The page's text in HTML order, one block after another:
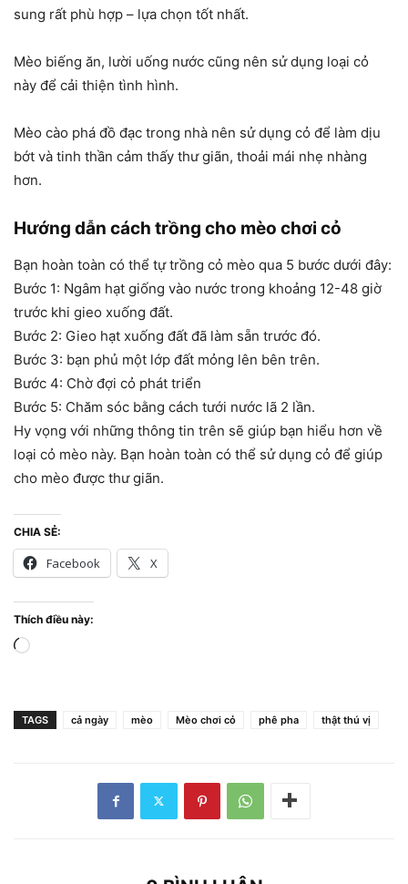
sung rất phù hợp – lựa chọn tốt nhất.
Mèo biếng ăn, lười uống nước cũng nên sử dụng loại cỏ
này để cải thiện tình hình.
Mèo cào phá đồ đạc trong nhà nên sử dụng cỏ để làm dịu
bớt và tinh thần cảm thấy thư giãn, thoải mái nhẹ nhàng
hơn.
Hướng dẫn cách trồng cho mèo chơi cỏ
Bạn hoàn toàn có thể tự trồng cỏ mèo qua 5 bước dưới đây:
Bước 1: Ngâm hạt giống vào nước trong khoảng 12-48 giờ
trước khi gieo xuống đất.
Bước 2: Gieo hạt xuống đất đã làm sẵn trước đó.
Bước 3: bạn phủ một lớp đất mỏng lên bên trên.
Bước 4: Chờ đợi cỏ phát triển
Bước 5: Chăm sóc bằng cách tưới nước lã 2 lần.
Hy vọng với những thông tin trên sẽ giúp bạn hiểu hơn về
loại cỏ mèo này. Bạn hoàn toàn có thể sử dụng cỏ để giúp
cho mèo được thư giãn.
CHIA SẺ:
Facebook X
Thích điều này:
Đang
TAGS cả ngày mèo Mèo chơi cỏ phê pha thật thú vị